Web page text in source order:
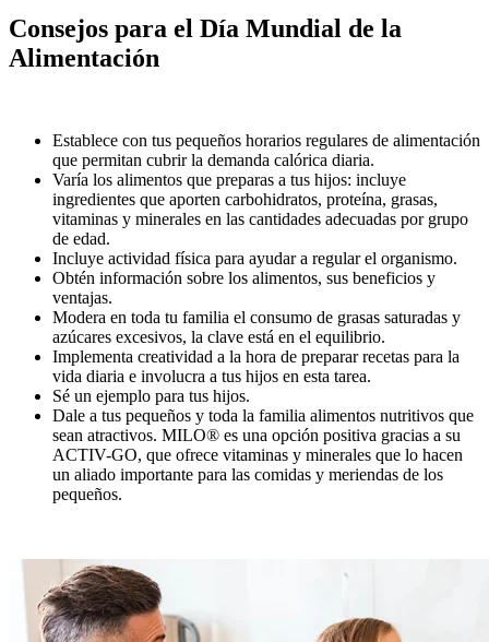
Consejos para el Día Mundial de la
Alimentación
Establece con tus pequeños horarios regulares de alimentación
que permitan cubrir la demanda calórica diaria.
Varía los alimentos que preparas a tus hijos: incluye
ingredientes que aporten carbohidratos, proteína, grasas,
vitaminas y minerales en las cantidades adecuadas por grupo
de edad.
Incluye actividad física para ayudar a regular el organismo.
Obtén información sobre los alimentos, sus beneficios y
ventajas.
Modera en toda tu familia el consumo de grasas saturadas y
azúcares excesivos, la clave está en el equilibrio.
Implementa creatividad a la hora de preparar recetas para la
vida diaria e involucra a tus hijos en esta tarea.
Sé un ejemplo para tus hijos.
Dale a tus pequeños y toda la familia alimentos nutritivos que
sean atractivos. MILO® es una opción positiva gracias a su
ACTIV-GO, que ofrece vitaminas y minerales que lo hacen
un aliado importante para las comidas y meriendas de los
pequeños.